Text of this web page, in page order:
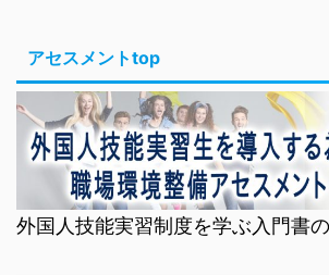
アセスメントtop
外国人技能実習制度を学ぶ入門書の